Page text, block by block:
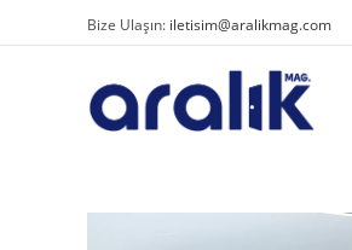
Bize Ulaşın: iletisim@aralikmag.com